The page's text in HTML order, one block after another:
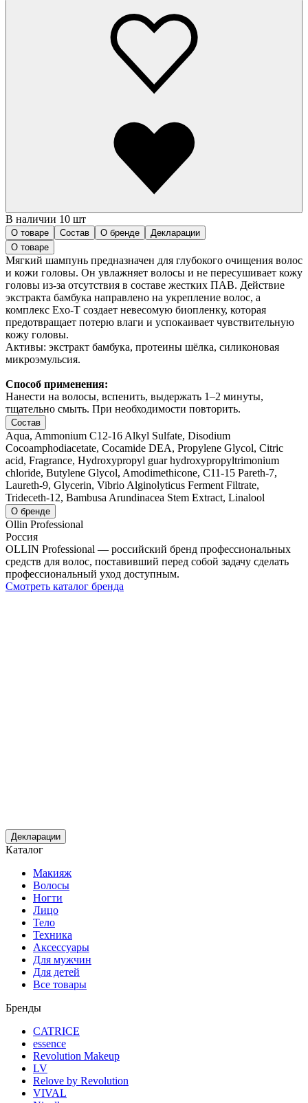
В наличии 10 шт
О товаре Состав О бренде
Декларации
О товаре
Мягкий шампунь предназначен для глубокого очищения волос
и кожи головы. Он увлажняет волосы и не пересушивает кожу
головы из-за отсутствия в составе жестких ПАВ. Действие
экстракта бамбука направлено на укрепление волос, а
комплекс Exo-T создает невесомую биопленку, которая
предотвращает потерю влаги и успокаивает чувствительную
кожу головы.
Активы: экстракт бамбука, протеины шёлка, силиконовая
микроэмульсия.
Способ применения:
Нанести на волосы, вспенить, выдержать 1–2 минуты,
тщательно смыть. При необходимости повторить.
Состав
Aqua, Ammonium C12-16 Alkyl Sulfate, Disodium
Cocoamphodiacetate, Cocamide DEA, Propylene Glycol, Citric
acid, Fragrance, Hydroxypropyl guar hydroxypropyltrimonium
chloride, Butylene Glycol, Amodimethicone, C11-15 Pareth-7,
Laureth-9, Glycerin, Vibrio Alginolyticus Ferment Filtrate,
Trideceth-12, Bambusa Arundinacea Stem Extract, Linalool
О бренде
Ollin Professional
Россия
OLLIN Professional — российский бренд профессиональных
средств для волос, поставивший перед собой задачу сделать
профессиональный уход доступным.
Смотреть каталог бренда
Декларации
Каталог
Макияж
Волосы
Ногти
Лицо
Тело
Техника
Аксессуары
Для мужчин
Для детей
Все товары
Бренды
CATRICE
essence
Revolution Makeup
LV
Relove by Revolution
VIVAL